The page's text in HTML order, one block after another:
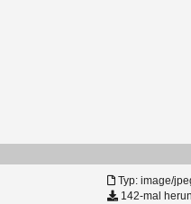
Typ: image/
142-mal